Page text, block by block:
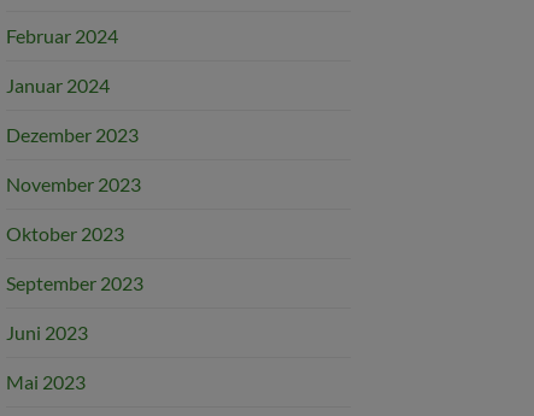
Februar 2024
Januar 2024
Dezember 2023
November 2023
Oktober 2023
September 2023
Juni 2023
Mai 2023